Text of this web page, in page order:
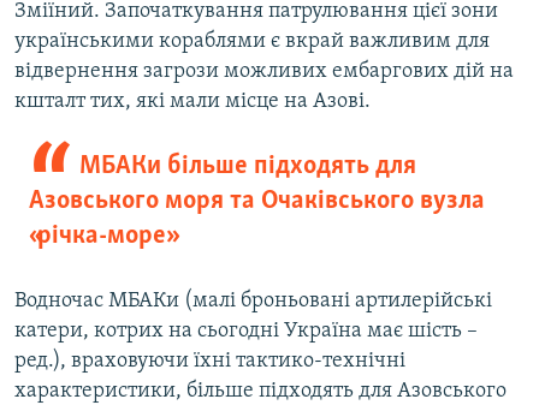
Зміїний. Започаткування патрулювання цієї зони
українськими кораблями є вкрай важливим для
відвернення загрози можливих ембаргових дій на
кшталт тих, які мали місце на Азові.
МБАКи більше підходять для
Азовського моря та Очаківського вузла
«річка-море»
Водночас МБАКи (малі броньовані артилерійські
катери, котрих на сьогодні Україна має шість –
ред.), враховуючи їхні тактико-технічні
характеристики, більше підходять для Азовського